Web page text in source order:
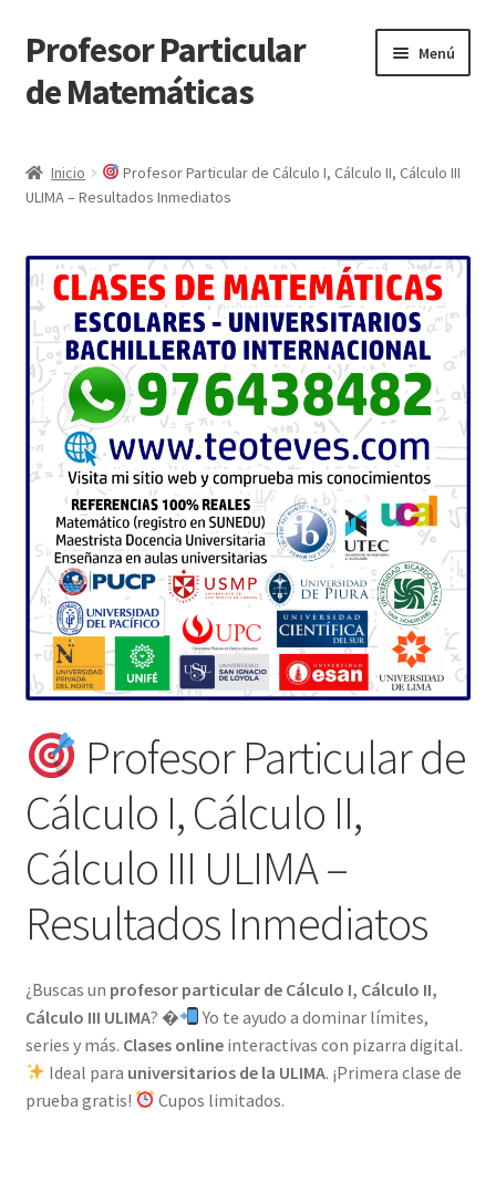
Ir
a
la
Ir
al
contenido
Profesor Particular
de Matemáticas
Menú
Tienda de Matemáticas 100% GRATIS
Inicio
Profesor Particular de Cálculo I, Cálculo II, Cálculo III
ULIMA – Resultados Inmediatos
Profesor Particular de
Cálculo I, Cálculo II,
Cálculo III ULIMA –
Resultados Inmediatos
¿Buscas un profesor particular de Cálculo I, Cálculo II,
Cálculo III ULIMA? �
Yo te ayudo a dominar límites,
series y más. Clases onlineinteractivas con pizarra digital.
Ideal para universitarios de la ULIMA. ¡Primera clase de
prueba gratis!
Cupos limitados.